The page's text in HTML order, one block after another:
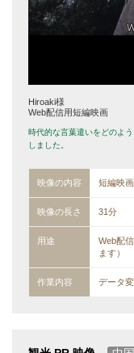
Hiroaki様
Web配信用短編映画
時代的な言葉遣いをどのよ
しました。
映像の内容 短編映画
映像の長さ 31分
用途
Web配
ます）
作業内容 データ